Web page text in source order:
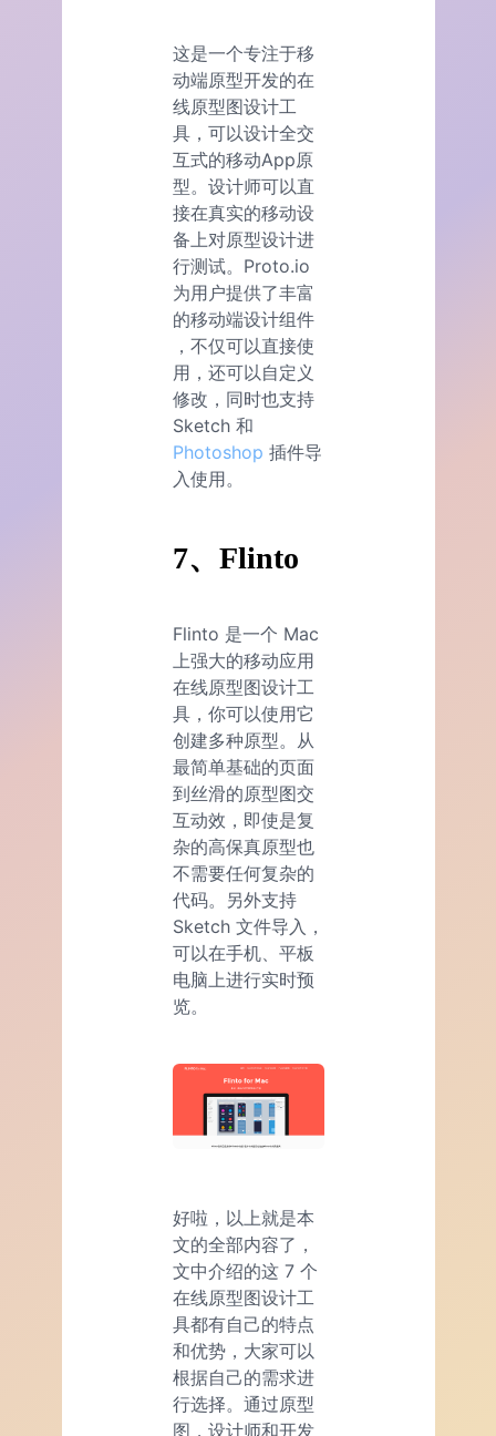
这是一个专注于移
动端原型开发的在
线原型图设计工
具，可以设计全交
互式的移动App原
型。设计师可以直
接在真实的移动设
备上对原型设计进
行测试。Proto.io
为用户提供了丰富
的移动端设计组件
，不仅可以直接使
用，还可以自定义
修改，同时也支持
Sketch 和
Photoshop 插件导
入使用。
7、Flinto
Flinto 是一个 Mac
上强大的移动应用
在线原型图设计工
具，你可以使用它
创建多种原型。从
最简单基础的页面
到丝滑的原型图交
互动效，即使是复
杂的高保真原型也
不需要任何复杂的
代码。另外支持
Sketch 文件导入，
可以在手机、平板
电脑上进行实时预
览。
好啦，以上就是本
文的全部内容了，
文中介绍的这 7 个
在线原型图设计工
具都有自己的特点
和优势，大家可以
根据自己的需求进
行选择。通过原型
图，设计师和开发